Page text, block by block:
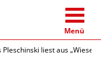
Menü
Pleschinski liest aus